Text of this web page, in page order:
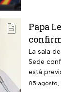
Papa
países
La sala
Sede
está
05 agosto,